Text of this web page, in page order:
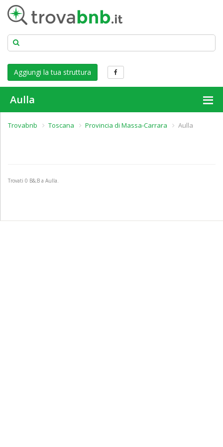
Aggiungi la tua struttura
Aulla
Trovabnb Toscana Provincia di Massa-Carrara Aulla
Trovati 0 B&;B a Aulla.